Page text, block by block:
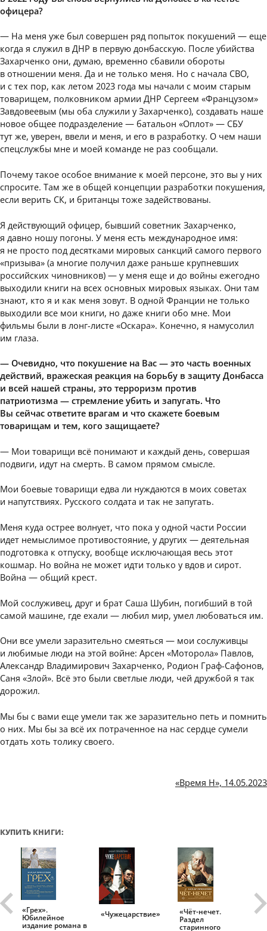
офицера?
— На меня уже был совершен ряд попыток покушений — еще
когда я служил в ДНР в первую донбасскую. После убийства
Захарченко они, думаю, временно сбавили обороты
в отношении меня. Да и не только меня. Но с начала СВО,
и с тех пор, как летом 2023 года мы начали с моим старым
товарищем, полковником армии ДНР Сергеем «Французом»
Завдовеевым (мы оба служили у Захарченко), создавать наше
новое общее подразделение — батальон «Оплот» — СБУ
тут же, уверен, ввели и меня, и его в разработку. О чем наши
спецслужбы мне и моей команде не раз сообщали.
Почему такое особое внимание к моей персоне, это вы у них
спросите. Там же в общей концепции разработки покушения,
если верить СК, и британцы тоже задействованы.
Я действующий офицер, бывший советник Захарченко,
я давно ношу погоны. У меня есть международное имя:
я не просто под десятками мировых санкций самого первого
«призыва» (а многие получил даже раньше крупневших
российских чиновников) — у меня еще и до войны ежегодно
выходили книги на всех основных мировых языках. Они там
знают, кто я и как меня зовут. В одной Франции не только
выходили все мои книги, но даже книги обо мне. Мои
фильмы были в лонг-листе «Оскара». Конечно, я намусолил
им глаза.
— Очевидно, что покушение на Вас — это часть военных
действий, вражеская реакция на борьбу в защиту Донбасса
и всей нашей страны, это терроризм против
патриотизма — стремление убить и запугать. Что
Вы сейчас ответите врагам и что скажете боевым
товарищам и тем, кого защищаете?
— Мои товарищи всё понимают и каждый день, совершая
подвиги, идут на смерть. В самом прямом смысле.
Мои боевые товарищи едва ли нуждаются в моих советах
и напутствиях. Русского солдата и так не запугать.
Меня куда острее волнует, что пока у одной части России
идет немыслимое противостояние, у других — деятельная
подготовка к отпуску, вообще исключающая весь этот
кошмар. Но война не может идти только у вдов и сирот.
Война — общий крест.
Мой сослуживец, друг и брат Саша Шубин, погибший в той
самой машине, где ехали — любил мир, умел любоваться им.
Они все умели заразительно смеяться — мои сослуживцы
и любимые люди на этой войне: Арсен «Моторола» Павлов,
Александр Владимирович Захарченко, Родион Граф-Сафонов,
Саня «Злой». Всё это были светлые люди, чей дружбой я так
дорожил.
Мы бы с вами еще умели так же заразительно петь и помнить
о них. Мы бы за всё их потраченное на нас сердце сумели
отдать хоть толику своего.
«Время Н», 14.05.2023
КУПИТЬ КНИГИ:
«Грех».
Юбилейное
издание романа в
«Чужецарствие» «Чёт-нечет.
Раздел
старинного